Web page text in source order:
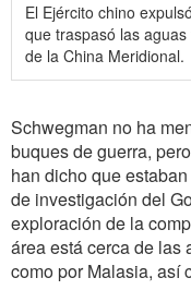
El Ejército chino
que traspasó las
de la China Meridional.
Schwegman no ha
buques de guerra,
han dicho que
de investigación del
exploración de la
área está cerca de las
como por Malasia, así